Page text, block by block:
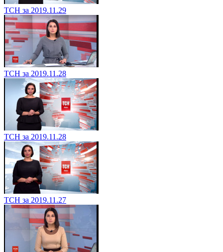
ТСН за 2019.11.29
ТСН за 2019.11.28
ТСН за 2019.11.28
ТСН за 2019.11.27